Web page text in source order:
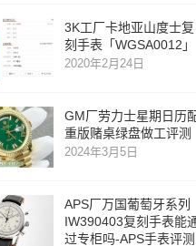
3K工厂卡地亚山度士复
刻手表「WGSA0012」
2020年2月24日
GM厂劳力士星期日历
重版赌桌绿盘做工评测
2024年3月5日
APS厂万国葡萄牙系列
IW390403复刻手表能
过专柜吗-APS手表评测